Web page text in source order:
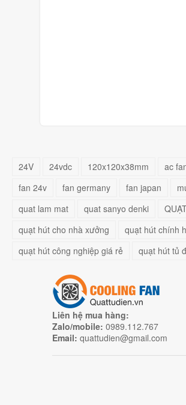
24V 24vdc 120x120x38mm ac
fan 24v
fan germany fan japan
quat lam mat
quat sanyo denki
quạt hút cho nhà xưởng
quạt hút chính
quạt hút công nghiệp giá rẻ
quạt hút tủ
Liên hệ mua hàng:
Zalo/mobile: 0989.112.767
Email: quattudien@gmail.com